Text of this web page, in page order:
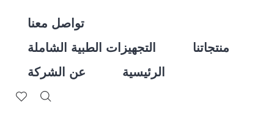
تواصل معنا
التجهيزات الطبية الشاملة
منتجاتنا
عن الشركة
الرئيسية